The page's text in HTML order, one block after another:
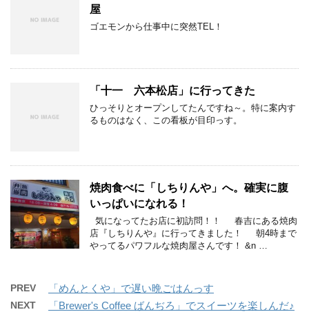
屋
ゴエモンから仕事中に突然TEL！
「十一 六本松店」に行ってきた
ひっそりとオープンしてたんですね～。特に案内す
るものはなく、この看板が目印っす。
焼肉食べに「しちりんや」へ。確実に腹
いっぱいになれる！
気になってたお店に初訪問！！ 春吉にある焼肉
店『しちりんや』に行ってきました！ 朝4時まで
やってるパワフルな焼肉屋さんです！ &n …
PREV 「めんとくや」で遅い晩ごはんっす
NEXT 「Brewer's Coffee ばんぢろ」でスイーツを楽しんだ♪